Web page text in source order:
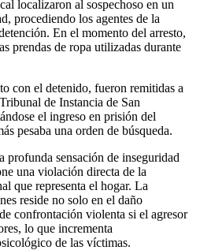
localizaron al sospechoso en un
procediendo los agentes de la
En el momento del arresto,
prendas de ropa utilizadas durante
con el detenido, fueron remitidas a
de Instancia de San
el ingreso en prisión del
pesaba una orden de búsqueda.
profunda sensación de inseguridad
una violación directa de la
que representa el hogar. La
reside no solo en el daño
confrontación violenta si el agresor
lo que incrementa
de las víctimas.